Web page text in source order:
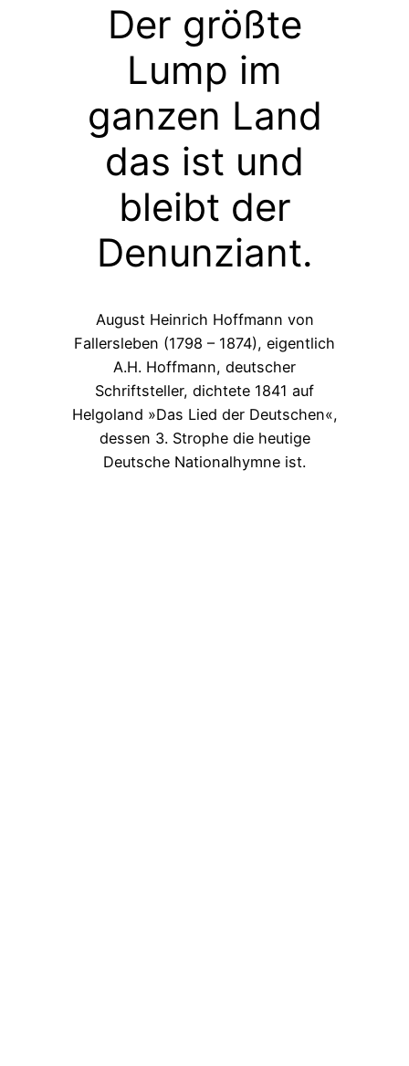
Der größte
Lump im
ganzen Land
das ist und
bleibt der
Denunziant.
August Heinrich Hoffmann von
Fallersleben (1798 – 1874), eigentlich
A.H. Hoffmann, deutscher
Schriftsteller, dichtete 1841 auf
Helgoland »Das Lied der Deutschen«,
dessen 3. Strophe die heutige
Deutsche Nationalhymne ist.